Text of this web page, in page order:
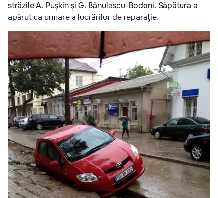
străzile A. Puşkin şi G. Bănulescu-Bodoni. Săpătura a
apărut ca urmare a lucrărilor de reparaţie.